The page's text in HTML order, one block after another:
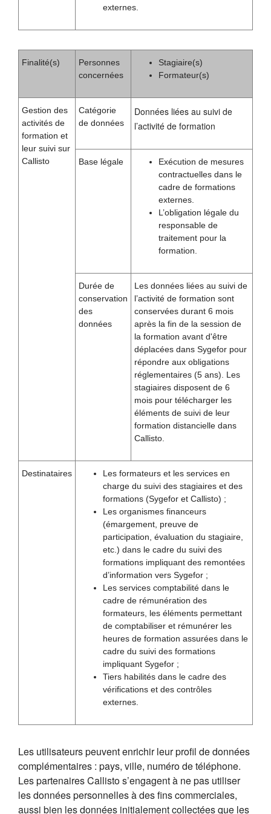
externes.
Finalité(s)
Personnes
concernées
Stagiaire(s)
Formateur(s)
Gestion des
activités de
formation et
leur suivi sur
Callisto
Catégorie
de données
Données liées au suivi de
l’activité de formation
Base légale
Exécution de mesures
contractuelles dans le
cadre de formations
externes.
L’obligation légale du
responsable de
traitement pour la
formation.
Durée de
conservation
des
données
Les données liées au suivi de
l’activité de formation sont
conservées durant 6 mois
après la fin de la session de
la formation avant d'être
déplacées dans Sygefor pour
répondre aux obligations
réglementaires (5 ans). Les
stagiaires disposent de 6
mois pour télécharger les
éléments de suivi de leur
formation distancielle dans
Callisto.
Destinataires
Les formateurs et les services en
charge du suivi des stagiaires et des
formations (Sygefor et Callisto) ;
Les organismes financeurs
(émargement, preuve de
participation, évaluation du stagiaire,
etc.) dans le cadre du suivi des
formations impliquant des remontées
d’information vers Sygefor ;
Les services comptabilité dans le
cadre de rémunération des
formateurs, les éléments permettant
de comptabiliser et rémunérer les
heures de formation assurées dans le
cadre du suivi des formations
impliquant Sygefor ;
Tiers habilités dans le cadre des
vérifications et des contrôles
externes.
Les utilisateurs peuvent enrichir leur profil de données
complémentaires : pays, ville, numéro de téléphone.
Les partenaires Callisto s’engagent à ne pas utiliser
les données personnelles à des fins commerciales,
aussi bien les données initialement collectées que les